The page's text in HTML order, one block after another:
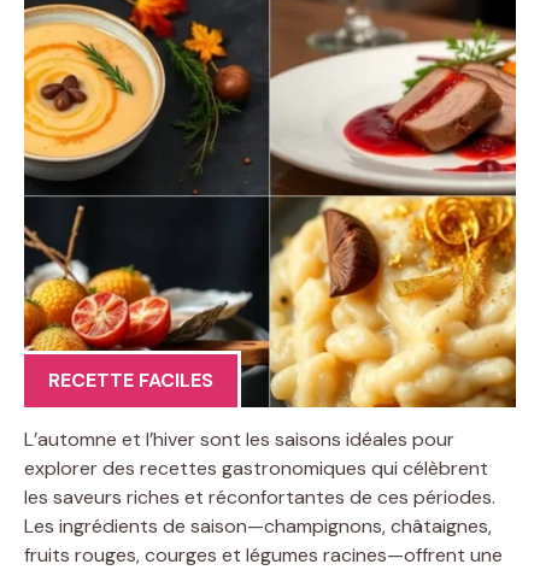
RECETTE FACILES
L’automne et l’hiver sont les saisons idéales pour
explorer des recettes gastronomiques qui célèbrent
les saveurs riches et réconfortantes de ces périodes.
Les ingrédients de saison—champignons, châtaignes,
fruits rouges, courges et légumes racines—offrent une